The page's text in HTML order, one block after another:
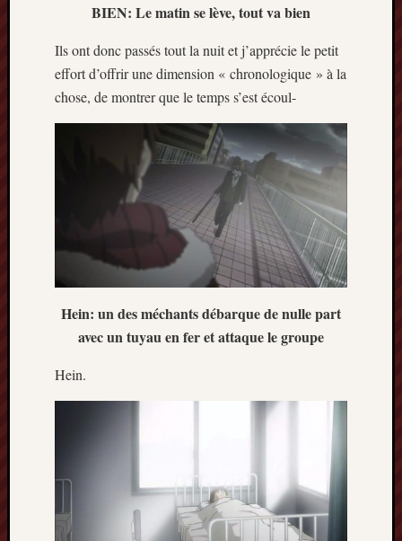
BIEN: Le matin se lève, tout va bien
Ils ont donc passés tout la nuit et j’apprécie le petit
effort d’offrir une dimension « chronologique » à la
chose, de montrer que le temps s’est écoul-
Hein: un des méchants débarque de nulle part
avec un tuyau en fer et attaque le groupe
Hein.